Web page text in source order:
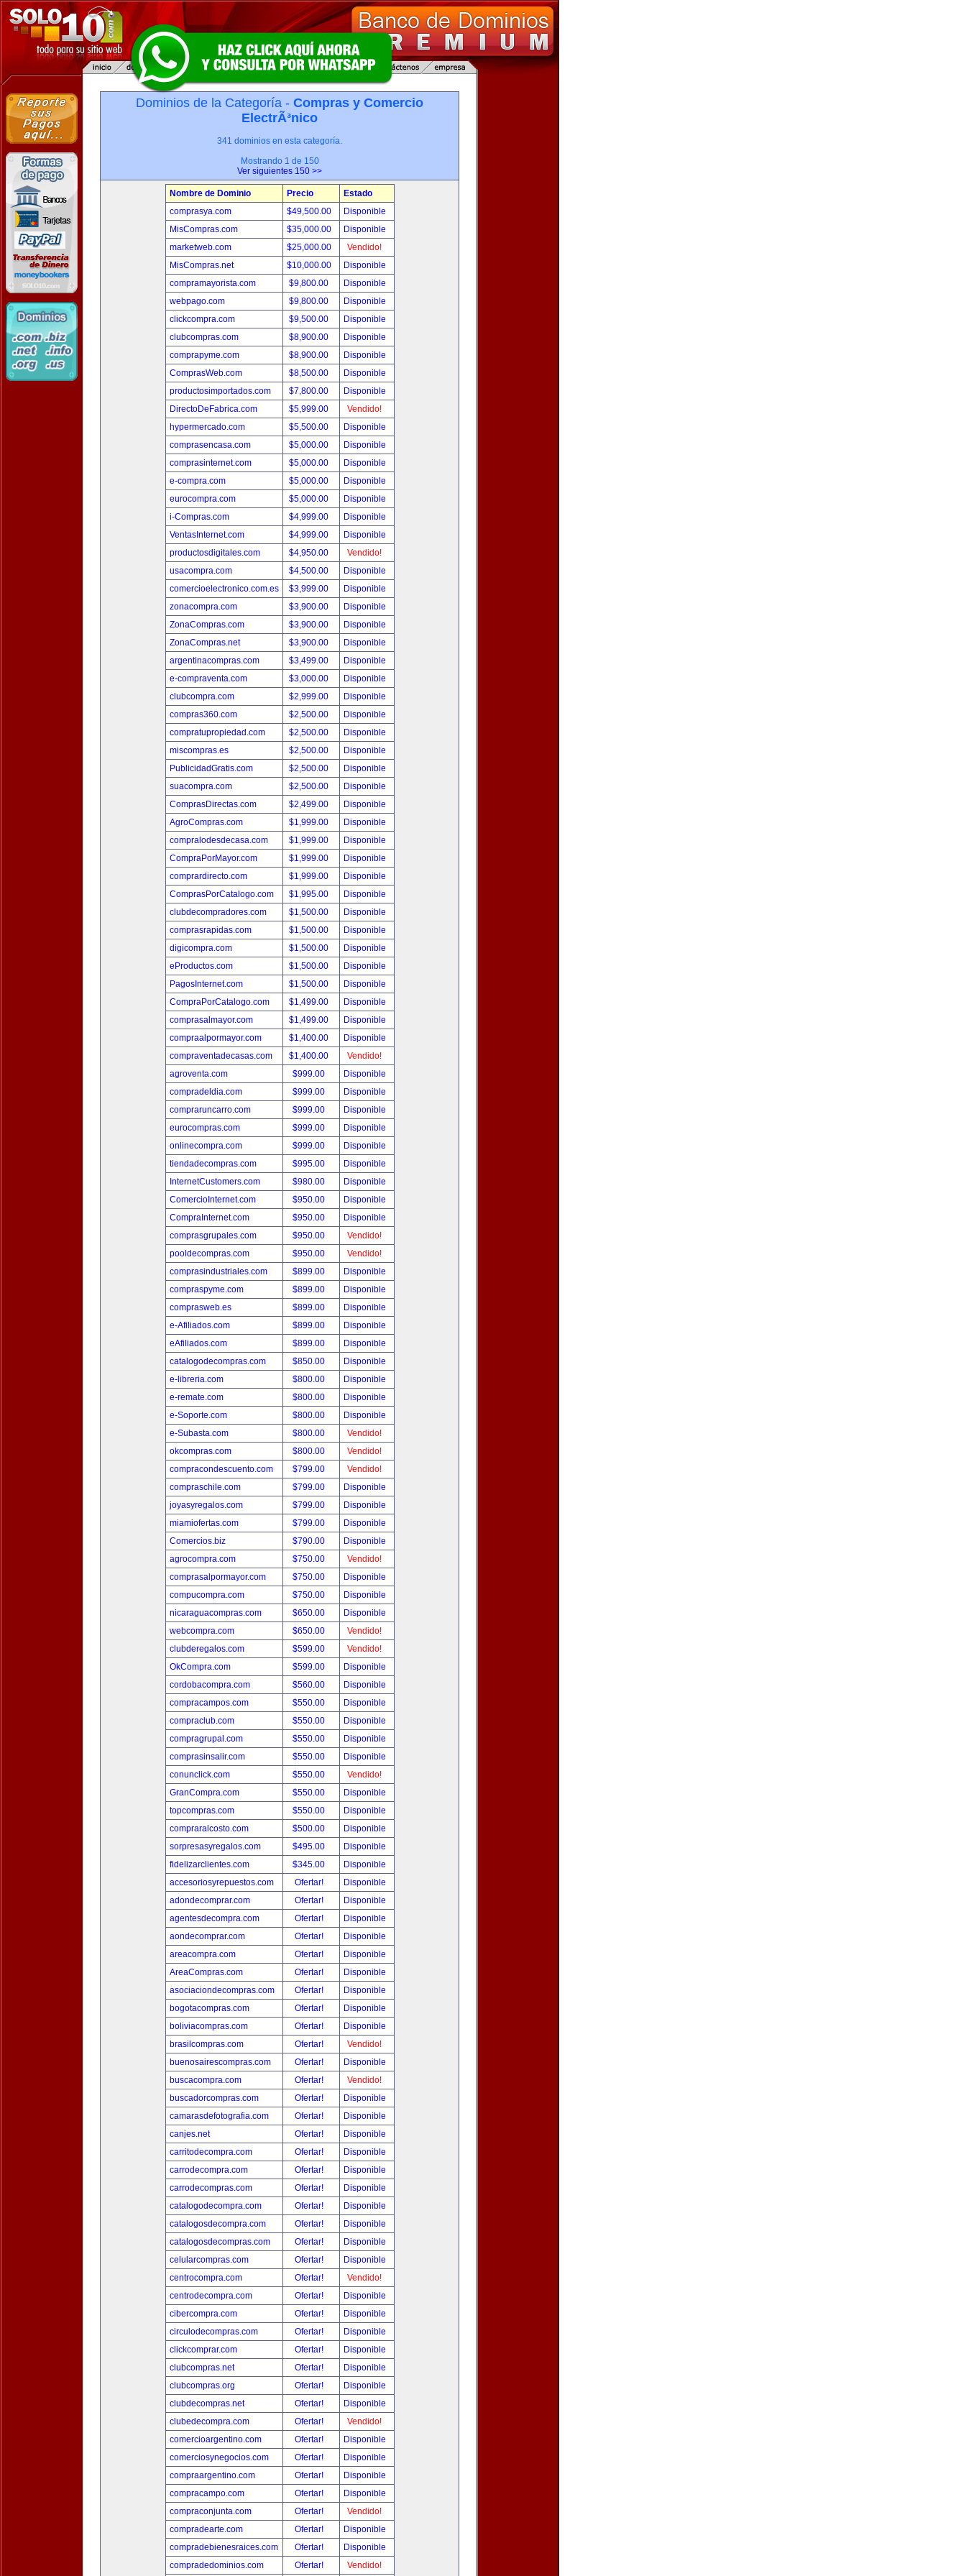
Dominios de la Categoría - Compras y Comercio
ElectrÃ³nico
341 dominios en esta categoría.
Mostrando 1 de 150
Ver siguientes 150 >>
Nombre de Dominio Precio
Estado
comprasya.com
$49,500.00
Disponible
MisCompras.com
$35,000.00
Disponible
marketweb.com
$25,000.00
Vendido!
MisCompras.net
$10,000.00
Disponible
compramayorista.com
$9,800.00
Disponible
webpago.com
$9,800.00
Disponible
clickcompra.com
$9,500.00
Disponible
clubcompras.com
$8,900.00
Disponible
comprapyme.com
$8,900.00
Disponible
ComprasWeb.com
$8,500.00
Disponible
productosimportados.com
$7,800.00
Disponible
DirectoDeFabrica.com
$5,999.00
Vendido!
hypermercado.com
$5,500.00
Disponible
comprasencasa.com
$5,000.00
Disponible
comprasinternet.com
$5,000.00
Disponible
e-compra.com
$5,000.00
Disponible
eurocompra.com
$5,000.00
Disponible
i-Compras.com
$4,999.00
Disponible
VentasInternet.com
$4,999.00
Disponible
productosdigitales.com
$4,950.00
Vendido!
usacompra.com
$4,500.00
Disponible
comercioelectronico.com.es
$3,999.00
Disponible
zonacompra.com
$3,900.00
Disponible
ZonaCompras.com
$3,900.00
Disponible
ZonaCompras.net
$3,900.00
Disponible
argentinacompras.com
$3,499.00
Disponible
e-compraventa.com
$3,000.00
Disponible
clubcompra.com
$2,999.00
Disponible
compras360.com
$2,500.00
Disponible
compratupropiedad.com
$2,500.00
Disponible
miscompras.es
$2,500.00
Disponible
PublicidadGratis.com
$2,500.00
Disponible
suacompra.com
$2,500.00
Disponible
ComprasDirectas.com
$2,499.00
Disponible
AgroCompras.com
$1,999.00
Disponible
compralodesdecasa.com
$1,999.00
Disponible
CompraPorMayor.com
$1,999.00
Disponible
comprardirecto.com
$1,999.00
Disponible
ComprasPorCatalogo.com
$1,995.00
Disponible
clubdecompradores.com
$1,500.00
Disponible
comprasrapidas.com
$1,500.00
Disponible
digicompra.com
$1,500.00
Disponible
eProductos.com
$1,500.00
Disponible
PagosInternet.com
$1,500.00
Disponible
CompraPorCatalogo.com
$1,499.00
Disponible
comprasalmayor.com
$1,499.00
Disponible
compraalpormayor.com
$1,400.00
Disponible
compraventadecasas.com
$1,400.00
Vendido!
agroventa.com
$999.00
Disponible
compradeldia.com
$999.00
Disponible
compraruncarro.com
$999.00
Disponible
eurocompras.com
$999.00
Disponible
onlinecompra.com
$999.00
Disponible
tiendadecompras.com
$995.00
Disponible
InternetCustomers.com
$980.00
Disponible
ComercioInternet.com
$950.00
Disponible
CompraInternet.com
$950.00
Disponible
comprasgrupales.com
$950.00
Vendido!
pooldecompras.com
$950.00
Vendido!
comprasindustriales.com
$899.00
Disponible
compraspyme.com
$899.00
Disponible
comprasweb.es
$899.00
Disponible
e-Afiliados.com
$899.00
Disponible
eAfiliados.com
$899.00
Disponible
catalogodecompras.com
$850.00
Disponible
e-libreria.com
$800.00
Disponible
e-remate.com
$800.00
Disponible
e-Soporte.com
$800.00
Disponible
e-Subasta.com
$800.00
Vendido!
okcompras.com
$800.00
Vendido!
compracondescuento.com
$799.00
Vendido!
compraschile.com
$799.00
Disponible
joyasyregalos.com
$799.00
Disponible
miamiofertas.com
$799.00
Disponible
Comercios.biz
$790.00
Disponible
agrocompra.com
$750.00
Vendido!
comprasalpormayor.com
$750.00
Disponible
compucompra.com
$750.00
Disponible
nicaraguacompras.com
$650.00
Disponible
webcompra.com
$650.00
Vendido!
clubderegalos.com
$599.00
Vendido!
OkCompra.com
$599.00
Disponible
cordobacompra.com
$560.00
Disponible
compracampos.com
$550.00
Disponible
compraclub.com
$550.00
Disponible
compragrupal.com
$550.00
Disponible
comprasinsalir.com
$550.00
Disponible
conunclick.com
$550.00
Vendido!
GranCompra.com
$550.00
Disponible
topcompras.com
$550.00
Disponible
compraralcosto.com
$500.00
Disponible
sorpresasyregalos.com
$495.00
Disponible
fidelizarclientes.com
$345.00
Disponible
accesoriosyrepuestos.com
Ofertar!
Disponible
adondecomprar.com
Ofertar!
Disponible
agentesdecompra.com
Ofertar!
Disponible
aondecomprar.com
Ofertar!
Disponible
areacompra.com
Ofertar!
Disponible
AreaCompras.com
Ofertar!
Disponible
asociaciondecompras.com
Ofertar!
Disponible
bogotacompras.com
Ofertar!
Disponible
boliviacompras.com
Ofertar!
Disponible
brasilcompras.com
Ofertar!
Vendido!
buenosairescompras.com
Ofertar!
Disponible
buscacompra.com
Ofertar!
Vendido!
buscadorcompras.com
Ofertar!
Disponible
camarasdefotografia.com
Ofertar!
Disponible
canjes.net
Ofertar!
Disponible
carritodecompra.com
Ofertar!
Disponible
carrodecompra.com
Ofertar!
Disponible
carrodecompras.com
Ofertar!
Disponible
catalogodecompra.com
Ofertar!
Disponible
catalogosdecompra.com
Ofertar!
Disponible
catalogosdecompras.com
Ofertar!
Disponible
celularcompras.com
Ofertar!
Disponible
centrocompra.com
Ofertar!
Vendido!
centrodecompra.com
Ofertar!
Disponible
cibercompra.com
Ofertar!
Disponible
circulodecompras.com
Ofertar!
Disponible
clickcomprar.com
Ofertar!
Disponible
clubcompras.net
Ofertar!
Disponible
clubcompras.org
Ofertar!
Disponible
clubdecompras.net
Ofertar!
Disponible
clubedecompra.com
Ofertar!
Vendido!
comercioargentino.com
Ofertar!
Disponible
comerciosynegocios.com
Ofertar!
Disponible
compraargentino.com
Ofertar!
Disponible
compracampo.com
Ofertar!
Disponible
compraconjunta.com
Ofertar!
Vendido!
compradearte.com
Ofertar!
Disponible
compradebienesraices.com
Ofertar!
Disponible
compradedominios.com
Ofertar! Vendido!